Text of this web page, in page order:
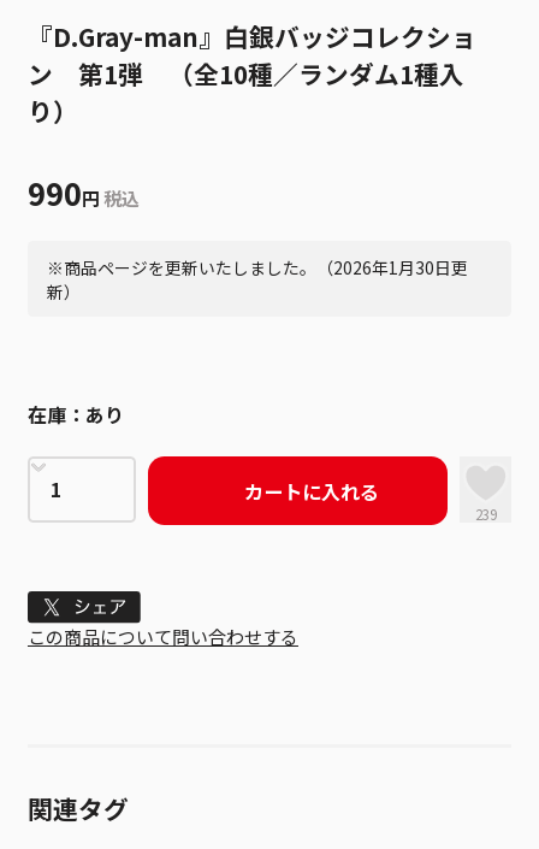
『D.Gray-man』白銀バッジコレクショ
ン 第1弾 （全10種／ランダム1種入
り）
990円 税込
※商品ページを更新いたしました。（2026年1月30日更
新）
在庫： あり
カートに入れる
239
Tweet
この商品について問い合わせする
関連タグ